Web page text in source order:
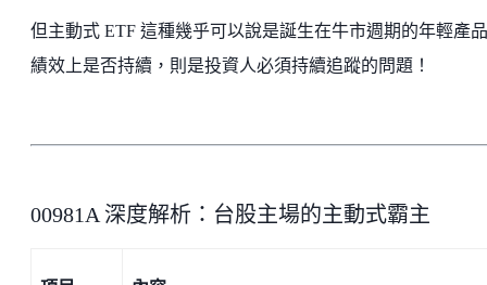
但主動式 ETF 這種幾乎可以說是誕生在牛市週期的年輕產
績效上是否持續，則是投資人必須持續追蹤的問題！
00981A 深度解析：台股主場的主動式霸主